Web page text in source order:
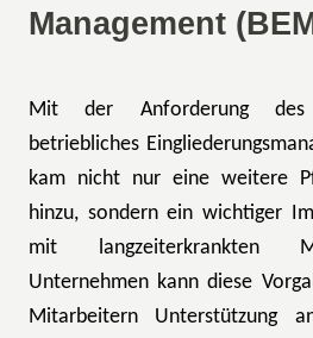
Management
Mit der Anforderung des
betriebliches
kam nicht nur eine weitere
hinzu, sondern ein wichtiger
mit langzeiterkrankten
Unternehmen kann diese
Mitarbeitern Unterstützung